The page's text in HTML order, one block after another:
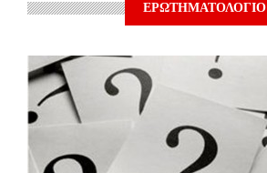
ΕΡΩΤΗΜΑΤΟΛΟΓΙΟ